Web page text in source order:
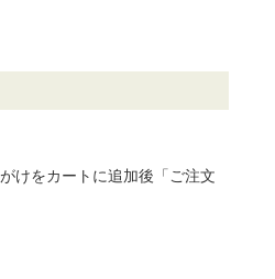
けをカートに追加後「ご注文